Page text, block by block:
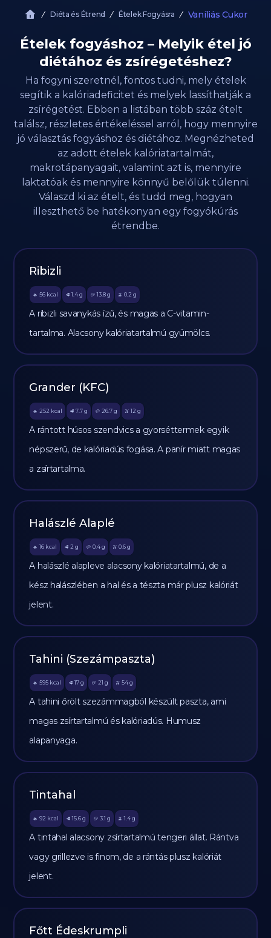
Diéta és Étrend Ételek Fogyásra Vaníliás Cukor
Ételek fogyáshoz – Melyik étel jó
diétához és zsírégetéshez?
Ha fogyni szeretnél, fontos tudni, mely ételek
segítik a kalóriadeficitet és melyek lassíthatják a
zsírégetést. Ebben a listában több száz ételt
találsz, részletes értékeléssel arról, hogy mennyire
jó választás fogyáshoz és diétához. Megnézheted
az adott ételek kalóriatartalmát,
makrotápanyagait, valamint azt is, mennyire
laktatóak és mennyire könnyű belőlük túlenni.
Válaszd ki az ételt, és tudd meg, hogyan
illeszthető be hatékonyan egy fogyókúrás
étrendbe.
Ribizli
🔥 56 kcal 🥩 1.4 g 🥔 13.8g 🫒 0.2 g
A ribizli savanykás ízű, és magas a C-vitamin-
tartalma. Alacsony kalóriatartalmú gyümölcs.
Grander (KFC)
🔥 252 kcal 🥩 7.7 g 🥔 26.7g 🫒 12 g
A rántott húsos szendvics a gyorséttermek egyik
népszerű, de kalóriadús fogása. A panír miatt magas
a zsírtartalma.
Halászlé Alaplé
🔥 16 kcal 🥩 2 g 🥔 0.4g 🫒 0.6 g
A halászlé alapleve alacsony kalóriatartalmú, de a
kész halászlében a hal és a tészta már plusz kalóriát
jelent.
Tahini (Szezámpaszta)
🔥 595 kcal 🥩 17 g 🥔 21 g 🫒 54 g
A tahini őrölt szezámmagból készült paszta, ami
magas zsírtartalmú és kalóriadús. Humusz
alapanyaga.
Tintahal
🔥 92 kcal 🥩 15.6 g 🥔 3.1 g 🫒 1.4 g
A tintahal alacsony zsírtartalmú tengeri állat. Rántva
vagy grillezve is finom, de a rántás plusz kalóriát
jelent.
Főtt Édeskrumpli